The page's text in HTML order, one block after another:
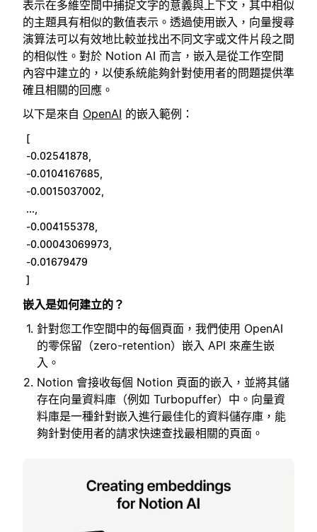
表示在多維空間中捕捉文字的意義與上下文，其中相似
的主題具有相似的數值表示。透過使用嵌入，向量搜尋
演算法可以有效地比較並找出不同文字或文件片段之間
的相似性。對於 Notion AI 而言，嵌入是從工作空間
內容中建立的，以使系統能夠針對使用者的問題提供準
確且相關的回應。
以下是來自 OpenAI 的嵌入範例：
[
-0.02541878,
-0.0104167685,
-0.0015037002,
...,
-0.004155378,
-0.00043069973,
-0.01679479
]
嵌入是如何建立的？
針對您工作空間中的每個頁面，我們使用 OpenAI
的零保留（zero-retention）嵌入 API 來產生嵌
入。
Notion 會接收每個 Notion 頁面的嵌入，並將其儲
存在向量資料庫（例如 Turbopuffer）中。向量資
料庫是一種針對嵌入進行最佳化的資料儲存庫，能
夠針對使用者的請求快速查找最相關的頁面。